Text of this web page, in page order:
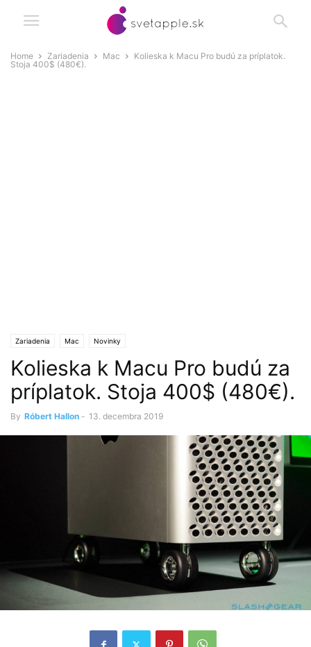
Home Zariadenia Mac
Kolieska k Macu Pro budú za príplatok.
Stoja 400$ (480€).
Zariadenia Mac Novinky
Kolieska k Macu Pro budú za
príplatok. Stoja 400$ (480€).
By Róbert Hallon - 13. decembra 2019